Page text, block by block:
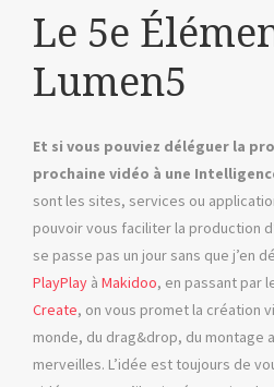
Le 5e
Lumen5
Et si vous pouviez déléguer la
prochaine vidéo à une
sont les sites, services ou
pouvoir vous faciliter la production
se passe pas un jour sans que j’en
PlayPlay à Makidoo, en passant par
Create, on vous promet la création
monde, du drag&drop, du
merveilles. L’idée est toujours de